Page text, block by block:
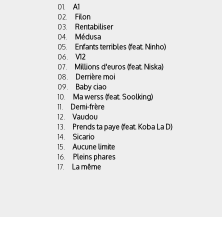
01. A1
02.
Filon
03.
Rentabiliser
04.
Médusa
05.
Enfants terribles (feat. Ninho)
06.
V12
07.
Millions d'euros (feat. Niska)
08.
Derrière moi
09.
Baby ciao
10.
Ma werss (feat. Soolking)
11.
Demi-frère
12.
Vaudou
13.
Prends ta paye (feat. Koba La D)
14.
Sicario
15.
Aucune limite
16.
Pleins phares
17.
La même